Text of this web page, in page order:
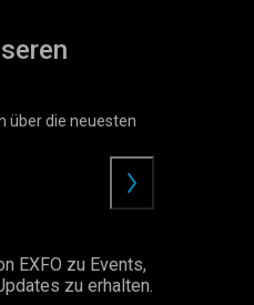
über die neuesten
EXFO zu Events,
zu erhalten.